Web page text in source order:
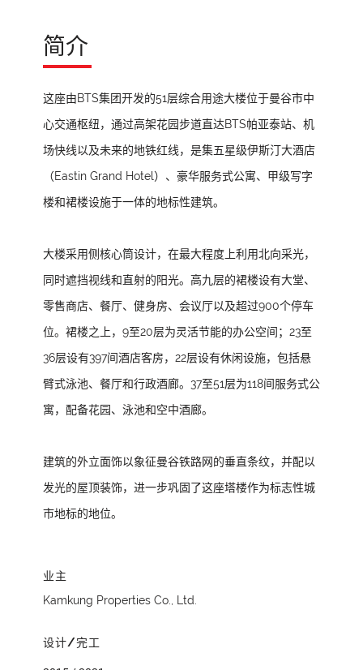
简介
这座由BTS集团开发的51层综合用途大楼位于曼谷市中
心交通枢纽，通过高架花园步道直达BTS帕亚泰站、机
场快线以及未来的地铁红线，是集五星级伊斯汀大酒店
（Eastin Grand Hotel）、豪华服务式公寓、甲级写字
楼和裙楼设施于一体的地标性建筑。
大楼采用侧核心筒设计，在最大程度上利用北向采光，
同时遮挡视线和直射的阳光。高九层的裙楼设有大堂、
零售商店、餐厅、健身房、会议厅以及超过900个停车
位。裙楼之上，9至20层为灵活节能的办公空间；23至
36层设有397间酒店客房，22层设有休闲设施，包括悬
臂式泳池、餐厅和行政酒廊。37至51层为118间服务式公
寓，配备花园、泳池和空中酒廊。
建筑的外立面饰以象征曼谷铁路网的垂直条纹，并配以
发光的屋顶装饰，进一步巩固了这座塔楼作为标志性城
市地标的地位。
业主
Kamkung Properties Co., Ltd.
设计/完工